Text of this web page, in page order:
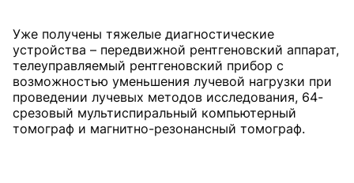
Уже получены тяжелые диагностические
устройства – передвижной рентгеновский аппарат,
телеуправляемый рентгеновский прибор с
возможностью уменьшения лучевой нагрузки при
проведении лучевых методов исследования, 64-
срезовый мультиспиральный компьютерный
томограф и магнитно-резонансный томограф.